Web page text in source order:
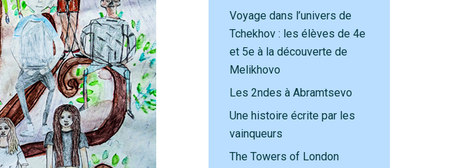
Voyage dans l’univers de
Tchekhov : les élèves de 4e
et 5e à la découverte de
Melikhovo
Les 2ndes à Abramtsevo
Une histoire écrite par les
vainqueurs
The Towers of London